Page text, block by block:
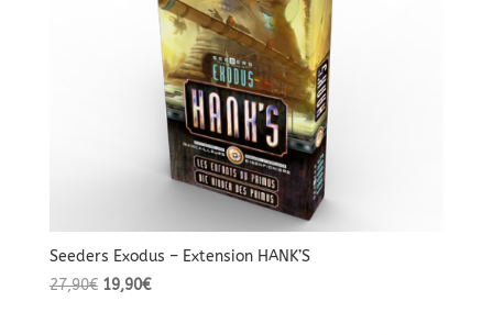
Seeders Exodus – Extension HANK’S
27,90€ Le
19,90€Le